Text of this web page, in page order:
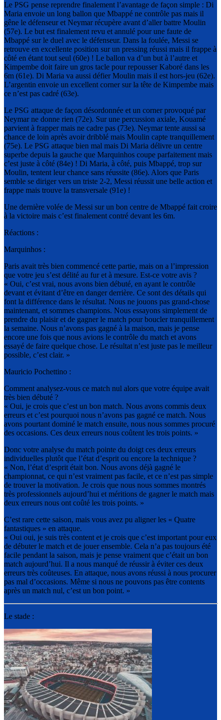
Le PSG pense reprendre finalement l’avantage de façon simple : Di
Maria envoie un long ballon que Mbappé ne contrôle pas mais il
gêne le défenseur et Neymar récupère avant d’aller battre Moulin
(57e). Le but est finalement revu et annulé pour une faute de
Mbappé sur le duel avec le défenseur. Dans la foulée, Messi se
retrouve en excellente position sur un pressing réussi mais il frappe à
côté en étant tout seul (60e) ! Le ballon va d’un but à l’autre et
Kimpembe doit faire un gros tacle pour repousser Kaboré dans les
6m (61e). Di Maria va aussi défier Moulin mais il est hors-jeu (62e).
L’argentin envoie un excellent corner sur la tête de Kimpembe mais
ce n’est pas cadré (63e).
Le PSG attaque de façon désordonnée et un corner provoqué par
Neymar ne donne rien (72e). Sur une percussion axiale, Kouamé
parvient à frapper mais ne cadre pas (73e). Neymar tente aussi sa
chance de loin après avoir dribblé mais Moulin capte tranquillement
(75e). Le PSG attaque bien mal mais Di Maria délivre un centre
superbe depuis la gauche que Marquinhos coupe parfaitement mais
c’est juste à côté (84e) ! Di Maria, à côté, puis Mbappé, trop sur
Moulin, tentent leur chance sans réussite (86e). Alors que Paris
semble se diriger vers un triste 2-2, Messi réussit une belle action et
frappe mais trouve la transversale (91e) !
Une dernière volée de Messi sur un bon centre de Mbappé fait croire
à la victoire mais c’est finalement contré devant les 6m.
Réactions :
Marquinhos :
Paris avait très bien commencé cette partie, mais on a l’impression
que votre jeu s’est délité au fur et à mesure. Est-ce votre avis ?
« Oui, c’est vrai, nous avons bien débuté, en ayant le contrôle
devant et évitant d’être en danger derrière. Ce sont des détails qui
font la différence dans le résultat. Nous ne jouons pas grand-chose
maintenant, et sommes champions. Nous essayons simplement de
prendre du plaisir et de gagner le match pour boucler tranquillement
la semaine. Nous n’avons pas gagné à la maison, mais je pense
encore une fois que nous avions le contrôle du match et avons
essayé de faire quelque chose. Le résultat n’est juste pas le meilleur
possible, c’est clair. »
Mauricio Pochettino :
Comment analysez-vous ce match nul alors que votre équipe avait
très bien débuté ?
« Oui, je crois que c’est un bon match. Nous avons commis deux
erreurs et c’est pourquoi nous n’avons pas gagné ce match. Nous
avons pourtant dominé le match ensuite, nous nous sommes procuré
des occasions. Ces deux erreurs nous coûtent les trois points. »
Donc votre analyse du match pointe du doigt ces deux erreurs
individuelles plutôt que l’état d’esprit ou encore la technique ?
« Non, l’état d’esprit était bon. Nous avons déjà gagné le
championnat, ce qui n’est vraiment pas facile, et ce n’est pas simple
de trouver la motivation. Je crois que nous nous sommes montrés
très professionnels aujourd’hui et méritions de gagner le match mais
deux erreurs nous ont coûté les trois points. »
C’est rare cette saison, mais vous avez pu aligner les « Quatre
fantastiques » en attaque.
« Oui oui, je suis très content et je crois que c’est important pour eux
de débuter le match et de jouer ensemble. Cela n’a pas toujours été
facile pendant la saison, mais je pense vraiment que c’était un bon
match aujourd’hui. Il a nous manqué de réussir à éviter ces deux
erreurs très coûteuses. En attaque, nous avons réussi à nous procurer
pas mal d’occasions. Même si nous ne pouvons pas être contents
après un match nul, c’est un bon point. »
Le stade :